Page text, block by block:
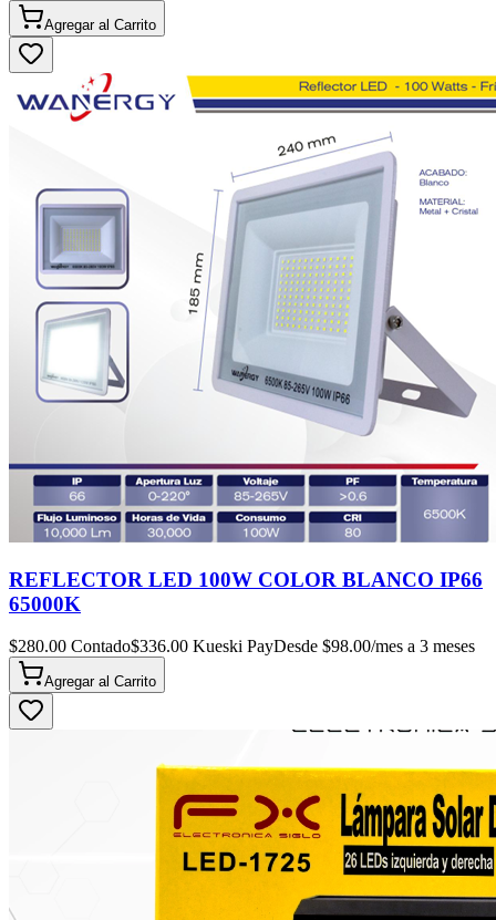
Agregar al Carrito
REFLECTOR LED 100W COLOR BLANCO IP66
65000K
$280.00 Contado$336.00 Kueski PayDesde $98.00/mes a 3 meses
Agregar al Carrito